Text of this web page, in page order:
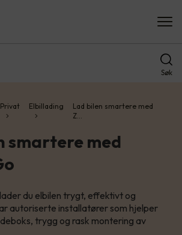
Søk
Privat Elbillading
Lad bilen smartere med
Z…
smartere med
du elbilen trygt, effektivt og
autoriserte installatører som hjelper
trygg og rask montering av